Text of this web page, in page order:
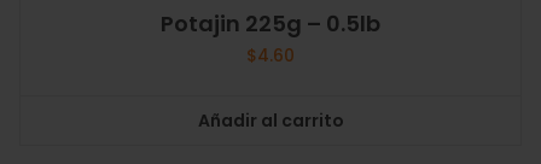
Potajin 225g – 0.5lb
$4.60
Añadir al carrito